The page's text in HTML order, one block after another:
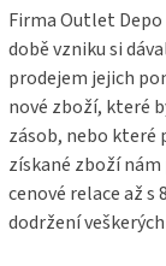
Firma Outlet
době vzniku si
prodejem jejich
nové zboží, které
zásob, nebo které
získané zboží
cenové relace až s
dodržení